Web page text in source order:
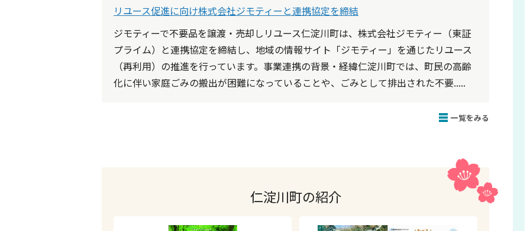
リユース促進に向け株式会社ジモティーと連携協定を締結
ジモティーで不要品を譲渡・売却しリユース仁淀川町は、株式会社ジモティー（東証
プライム）と連携協定を締結し、地域の情報サイト「ジモティー」を通じたリユース
（再利用）の推進を行っています。事業連携の背景・経緯仁淀川町では、町民の高齢
化に伴い家庭ごみの搬出が困難になっていることや、ごみとして排出された不要.....
一覧をみる
仁淀川町の紹介